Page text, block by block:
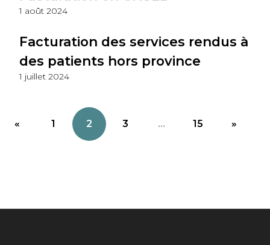
1 août 2024
Facturation des services rendus à
des patients hors province
1 juillet 2024
« 1 2 3 ... 15 »